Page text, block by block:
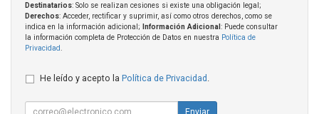
Destinatarios: Solo se realizan cesiones si existe una obligación legal;
Derechos: Acceder, rectificar y suprimir, así como otros derechos, como se
indica en la información adicional;
Información Adicional : Puede consultar
la información completa de Protección de Datos en nuestra Política de
Privacidad
He leído y acepto la Política de Privacidad
Enviar